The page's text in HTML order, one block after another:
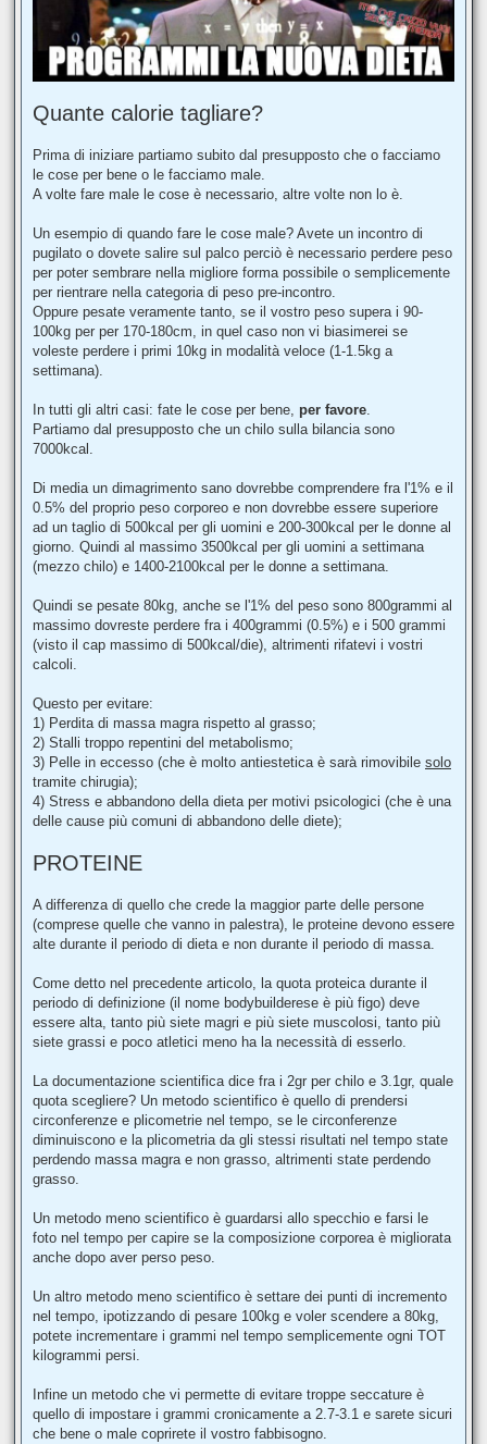
Quante calorie tagliare?
Prima di iniziare partiamo subito dal presupposto che o facciamo
le cose per bene o le facciamo male.
A volte fare male le cose è necessario, altre volte non lo è.
Un esempio di quando fare le cose male? Avete un incontro di
pugilato o dovete salire sul palco perciò è necessario perdere peso
per poter sembrare nella migliore forma possibile o semplicemente
per rientrare nella categoria di peso pre-incontro.
Oppure pesate veramente tanto, se il vostro peso supera i 90-
100kg per per 170-180cm, in quel caso non vi biasimerei se
voleste perdere i primi 10kg in modalità veloce (1-1.5kg a
settimana).
In tutti gli altri casi: fate le cose per bene, per favore.
Partiamo dal presupposto che un chilo sulla bilancia sono
7000kcal.
Di media un dimagrimento sano dovrebbe comprendere fra l'1% e il
0.5% del proprio peso corporeo e non dovrebbe essere superiore
ad un taglio di 500kcal per gli uomini e 200-300kcal per le donne al
giorno. Quindi al massimo 3500kcal per gli uomini a settimana
(mezzo chilo) e 1400-2100kcal per le donne a settimana.
Quindi se pesate 80kg, anche se l'1% del peso sono 800grammi al
massimo dovreste perdere fra i 400grammi (0.5%) e i 500 grammi
(visto il cap massimo di 500kcal/die), altrimenti rifatevi i vostri
calcoli.
Questo per evitare:
1) Perdita di massa magra rispetto al grasso;
2) Stalli troppo repentini del metabolismo;
3) Pelle in eccesso (che è molto antiestetica è sarà rimovibile solo
tramite chirugia);
4) Stress e abbandono della dieta per motivi psicologici (che è una
delle cause più comuni di abbandono delle diete);
PROTEINE
A differenza di quello che crede la maggior parte delle persone
(comprese quelle che vanno in palestra), le proteine devono essere
alte durante il periodo di dieta e non durante il periodo di massa.
Come detto nel precedente articolo, la quota proteica durante il
periodo di definizione (il nome bodybuilderese è più figo) deve
essere alta, tanto più siete magri e più siete muscolosi, tanto più
siete grassi e poco atletici meno ha la necessità di esserlo.
La documentazione scientifica dice fra i 2gr per chilo e 3.1gr, quale
quota scegliere? Un metodo scientifico è quello di prendersi
circonferenze e plicometrie nel tempo, se le circonferenze
diminuiscono e la plicometria da gli stessi risultati nel tempo state
perdendo massa magra e non grasso, altrimenti state perdendo
grasso.
Un metodo meno scientifico è guardarsi allo specchio e farsi le
foto nel tempo per capire se la composizione corporea è migliorata
anche dopo aver perso peso.
Un altro metodo meno scientifico è settare dei punti di incremento
nel tempo, ipotizzando di pesare 100kg e voler scendere a 80kg,
potete incrementare i grammi nel tempo semplicemente ogni TOT
kilogrammi persi.
Infine un metodo che vi permette di evitare troppe seccature è
quello di impostare i grammi cronicamente a 2.7-3.1 e sarete sicuri
che bene o male coprirete il vostro fabbisogno.